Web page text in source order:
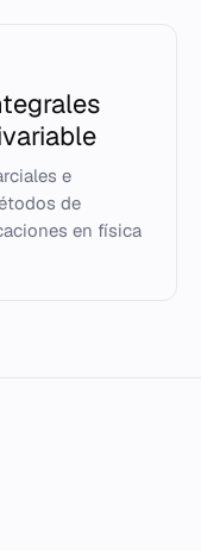
e
de
en física